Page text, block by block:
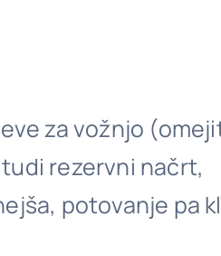
za vožnjo
rezervni načrt,
potovanje pa